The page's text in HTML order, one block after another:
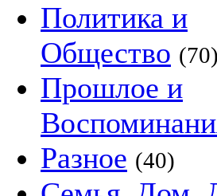
Политика и
Общество (70)
Прошлое и
Разное (40)